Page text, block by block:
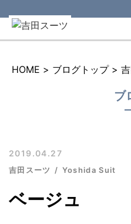
HOME > ブログトップ >
ブ
2019.04.27
吉田スーツ Yoshida Suit
ベージュ